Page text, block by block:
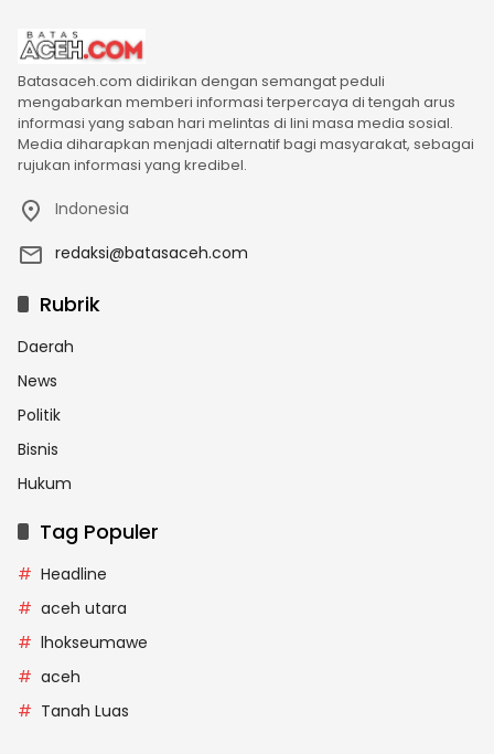
Batasaceh.com didirikan dengan semangat peduli
mengabarkan memberi informasi terpercaya di tengah arus
informasi yang saban hari melintas di lini masa media sosial.
Media diharapkan menjadi alternatif bagi masyarakat, sebagai
rujukan informasi yang kredibel.
Indonesia
redaksi@batasaceh.com
Rubrik
Daerah
News
Politik
Bisnis
Hukum
Tag Populer
Headline
aceh utara
lhokseumawe
aceh
Tanah Luas